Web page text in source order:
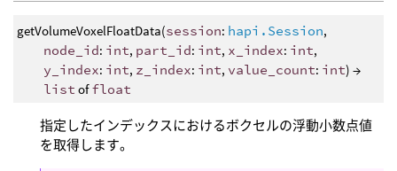
getVolumeVoxelFloatData(session: hapi.Session,
node_id: int, part_id: int, x_index: int,
y_index: int, z_index: int, value_count: int) →
list offloat
指定したインデックスにおけるボクセルの浮動小数点値
を取得します。